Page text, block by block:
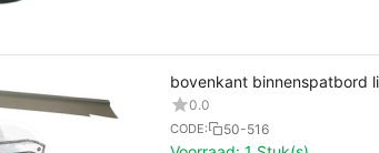
bovenkant binnenspatbord
0.0
CODE: 50-516